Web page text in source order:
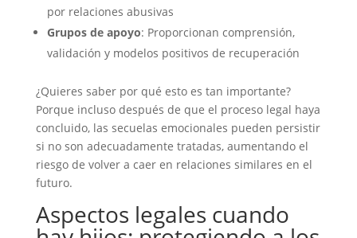
por relaciones abusivas
Grupos de apoyo: Proporcionan comprensión,
validación y modelos positivos de recuperación
¿Quieres saber por qué esto es tan importante?
Porque incluso después de que el proceso legal haya
concluido, las secuelas emocionales pueden persistir
si no son adecuadamente tratadas, aumentando el
riesgo de volver a caer en relaciones similares en el
futuro.
Aspectos legales cuando